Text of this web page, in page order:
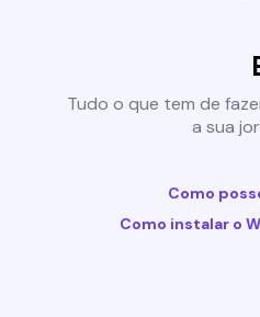
Tudo o que tem de
a sua
Como
Como instalar o